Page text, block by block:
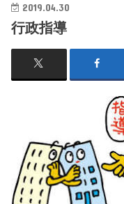
2019.04.30
行政指導